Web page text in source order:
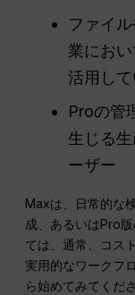
ファイ
業にお
活用し
Proの管
生じる
ーザー
Maxは、日常的な
成、あるいはPro
ては、通常、コス
実用的なワークフ
ら始めてみてくだ